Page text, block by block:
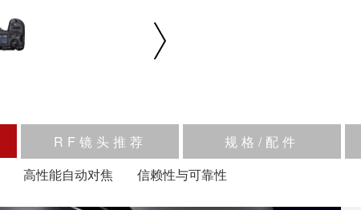
播放/暂停 速度 反向 缩放
RF镜头推荐
规格/配件
高性能自动对焦 信赖性与可靠性